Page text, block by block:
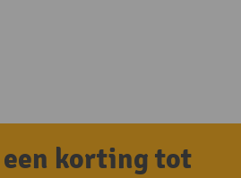
korting tot